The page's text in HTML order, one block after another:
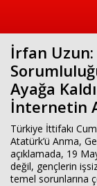
beylikdüzü
escort
bayan
beylikdüzü
escort
bayan
escort
beylikdüzü
escort
İrfan Uzun:
Ayağa
İnternetin
Türkiye İttifakı
Atatürk’ü Anma,
açıklamada, 19
değil, gençlerin
temel sorunlarına